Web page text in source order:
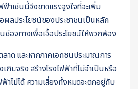
าเช่นนี้จึงขาดแรงจูงใจที่จะเพิ่ม
ผลประโยชน์ของประชาชนเป็นหลัก
ช่องทางเพื่อเอื้อประโยชน์ให้พวกพ้อง
ลาด และหากภาคเอกชนประมาณการ
กินจริง สร้างโรงไฟฟ้าที่ไม่จำเป็นหรือ
าไม่ได้ ความเสี่ยงทั้งหมดจะตกอยู่กับ